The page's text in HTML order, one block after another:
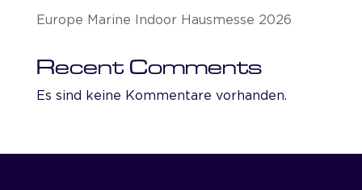
Europe Marine Indoor Hausmesse 2026
Recent Comments
Es sind keine Kommentare vorhanden.